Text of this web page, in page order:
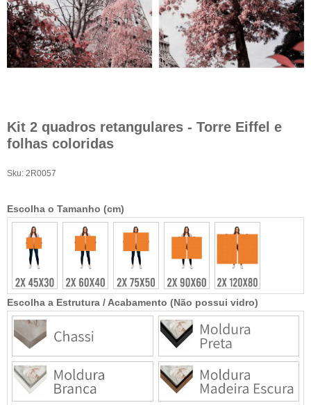
Kit 2 quadros retangulares - Torre Eiffel e
folhas coloridas
Sku: 2R0057
Escolha a Estrutura / Acabamento (Não possui vidro)
Escolha o Tamanho (cm)